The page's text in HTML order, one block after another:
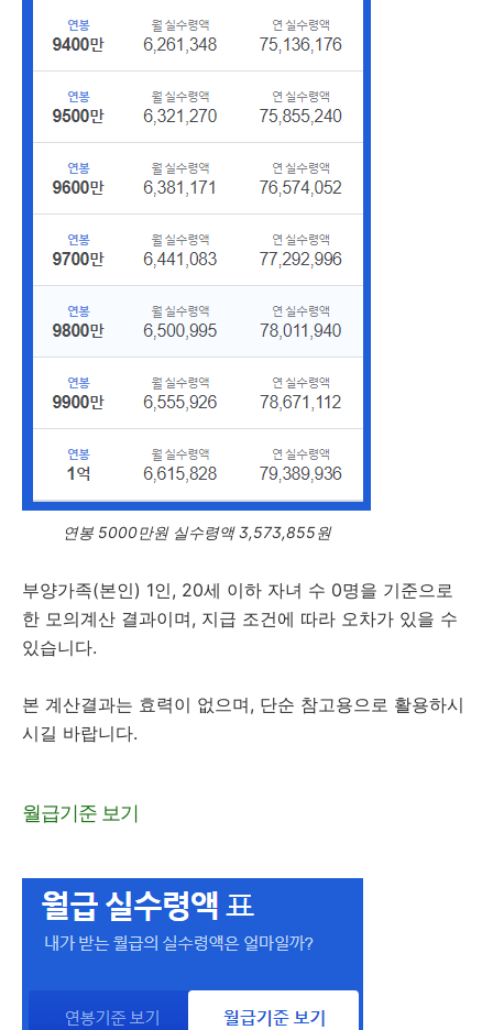
연봉 5000만원 실수령액 3,573,855원
부양가족(본인) 1인, 20세 이하 자녀 수 0명을 기준으로
한 모의계산 결과이며, 지급 조건에 따라 오차가 있을 수
있습니다.
본 계산결과는 효력이 없으며, 단순 참고용으로 활용하시
시길 바랍니다.
월급기준 보기